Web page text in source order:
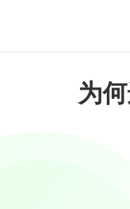
为